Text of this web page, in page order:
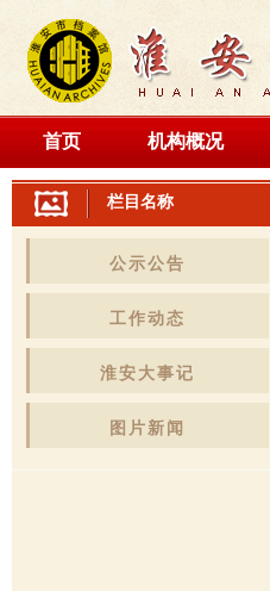
首页 机构概况
栏目名称
公示公告
工作动态
淮安大事记
图片新闻